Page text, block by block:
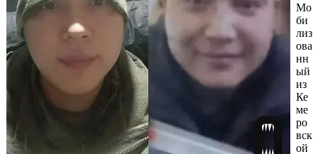
Мо
би
лиз
ова
нн
ый
из
Ке
ме
ро
вск
ой